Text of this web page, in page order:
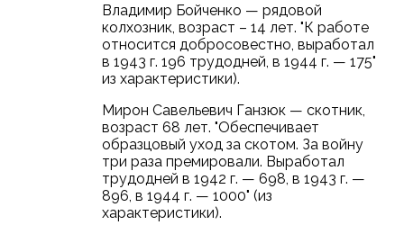
Владимир Бойченко — рядовой
колхозник, возраст – 14 лет. "К работе
относится добросовестно, выработал
в 1943 г. 196 трудодней, в 1944 г. — 175"
из характеристики).
Мирон Савельевич Ганзюк — скотник,
возраст 68 лет. "Обеспечивает
образцовый уход за скотом. За войну
три раза премировали. Выработал
трудодней в 1942 г. — 698, в 1943 г. —
896, в 1944 г. — 1000" (из
характеристики).